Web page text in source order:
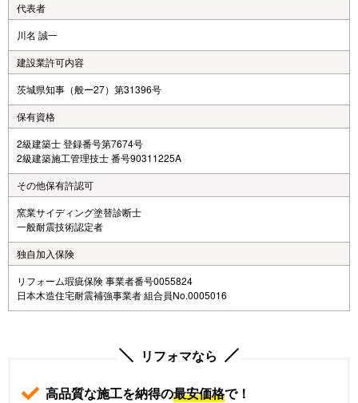
代表者
川名 誠一
建設業許可内容
茨城県知事（般ー27）第31396号
保有資格
2級建築士 登録番号第7674号
2級建築施工管理技士 番号90311225A
その他保有許認可
窯業サイディング塗替診断士
一般耐震技術認定者
独自加入保険
リフォーム瑕疵保険 事業者番号0055824
日本木造住宅耐震補強事業者 組合員No.0005016
リフォマなら
高品質な施工を納得の最安価格で！